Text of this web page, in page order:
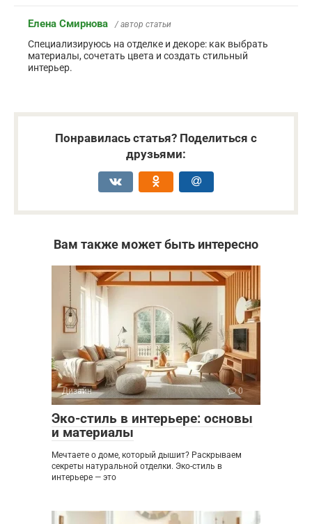
Елена Смирнова / автор статьи
Специализируюсь на отделке и декоре: как выбрать
материалы, сочетать цвета и создать стильный
интерьер.
Понравилась статья? Поделиться с
друзьями:
Вам также может быть интересно
Дизайн 0
Эко-стиль в интерьере: основы
и материалы
Мечтаете о доме, который дышит? Раскрываем
секреты натуральной отделки. Эко-стиль в
интерьере — это